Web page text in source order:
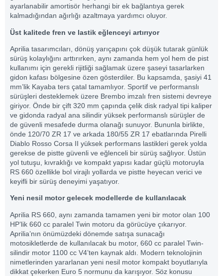
ayarlanabilir amortisör herhangi bir ek bağlantıya gerek
kalmadığından ağırlığı azaltmaya yardımcı oluyor.
Üst kalitede fren ve lastik eğlenceyi artırıyor
Aprilia tasarımcıları, dönüş yarıçapını çok düşük tutarak günlük
sürüş kolaylığını arttırırken, aynı zamanda hem yol hem de pist
kullanımı için gerekli rijitliği sağlamak üzere şaseyi tasarlarken
gidon kafası bölgesine özen gösterdiler. Bu kapsamda, şasiyi 41
mm’lik Kayaba ters çatal tamamlıyor. Sportif ve performanslı
sürüşleri desteklemek üzere Brembo imzalı fren sistemi devreye
giriyor. Önde bir çift 320 mm çapında çelik disk radyal tipi kaliper
ve gidonda radyal ana silindir yüksek performanslı sürüşler de
de güvenli mesafede durma olanağı sunuyor. Bununla birlikte,
önde 120/70 ZR 17 ve arkada 180/55 ZR 17 ebatlarında Pirelli
Diablo Rosso Corsa II yüksek performans lastikleri gerek yolda
gerekse de pistte güvenli ve eğlenceli bir sürüş sağlıyor. Üstün
yol tutuşu, kıvraklığı ve kompakt yapısı kadar güçlü motoruyla
RS 660 özellikle bol virajlı yollarda ve pistte heyecan verici ve
keyifli bir sürüş deneyimi yaşatıyor.
Yeni nesil motor gelecek modellerde de kullanılacak
Aprilia RS 660, aynı zamanda tamamen yeni bir motor olan 100
HP’lik 660 cc paralel Twin motoru da görücüye çıkarıyor.
Aprilia’nın önümüzdeki dönemde satışa sunacağı
motosikletlerde de kullanılacak bu motor, 660 cc paralel Twin-
silindir motor 1100 cc V4’ten kaynak aldı. Modern teknolojinin
nimetlerinden yararlanan yeni nesil motor kompakt boyutlarıyla
dikkat çekerken Euro 5 normunu da karışıyor. Söz konusu